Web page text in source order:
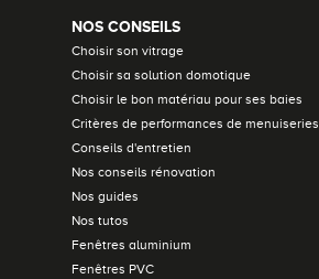
NOS CONSEILS
Choisir son vitrage
Choisir sa solution domotique
Choisir le bon matériau pour ses baies
Critères de performances de menuiseries
Conseils d'entretien
Nos conseils rénovation
Nos guides
Nos tutos
Fenêtres aluminium
Fenêtres PVC